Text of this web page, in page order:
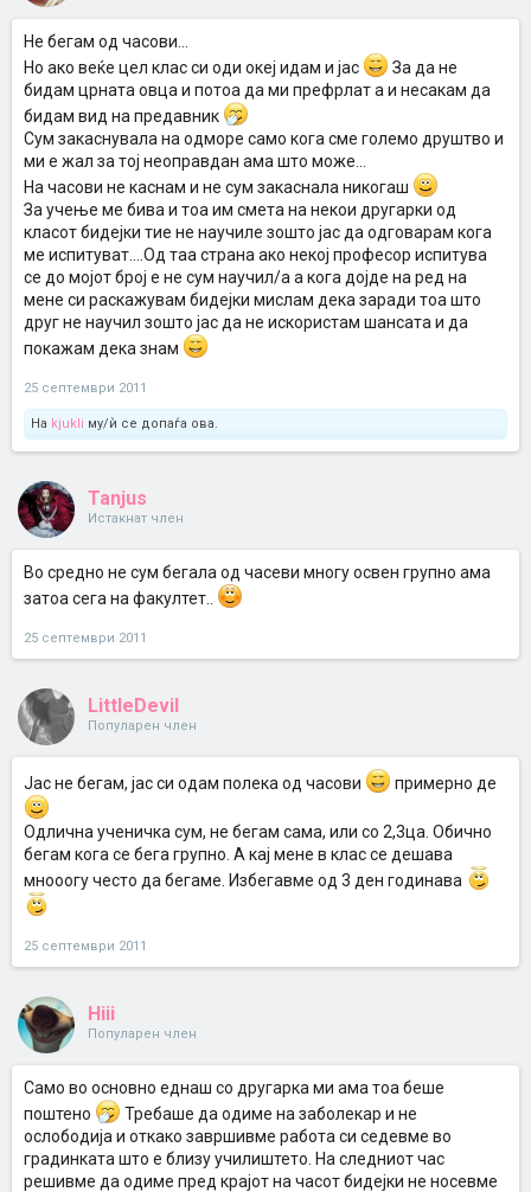
Не бегам од часови...
Но ако веќе цел клас си оди океј идам и јас
За да не
бидам црната овца и потоа да ми префрлат а и несакам да
бидам вид на предавник
Сум закаснувала на одморе само кога сме големо друштво и
ми е жал за тој неоправдан ама што може...
На часови не каснам и не сум закаснала никогаш
За учење ме бива и тоа им смета на некои другарки од
класот бидејки тие не научиле зошто јас да одговарам кога
ме испитуват....Од таа страна ако некој професор испитува
се до мојот број е не сум научил/а а кога дојде на ред на
мене си раскажувам бидејки мислам дека заради тоа што
друг не научил зошто јас да не искористам шансата и да
покажам дека знам
25 септември 2011
На kjukli му/ѝ се допаѓа ова.
Tanjus
Истакнат член
Во средно не сум бегала од часеви многу освен групно ама
затоа сега на факултет..
25 септември 2011
LittleDevil
Популарен член
Јас не бегам, јас си одам полека од часови примерно де
Одлична ученичка сум, не бегам сама, или со 2,3ца. Обично
бегам кога се бега групно. А кај мене в клас се дешава
мнооогу често да бегаме. Избегавме од 3 ден годинава
25 септември 2011
Hiii
Популарен член
Само во основно еднаш со другарка ми ама тоа беше
поштено
Требаше да одиме на заболекар и не
ослободија и откако завршивме работа си седевме во
градинката што е близу училиштето. На следниот час
решивме да одиме пред крајот на часот бидејки не носевме